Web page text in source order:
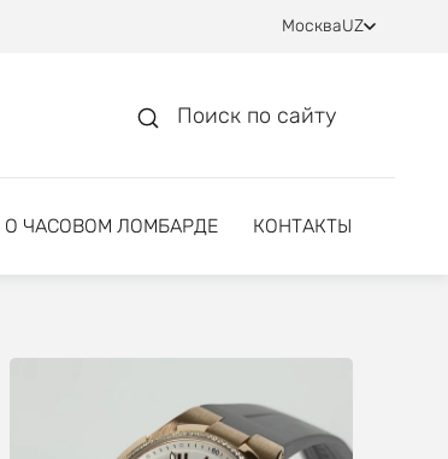
МоскваUZ
Поиск по сайту
О ЧАСОВОМ ЛОМБАРДЕ КОНТАКТЫ